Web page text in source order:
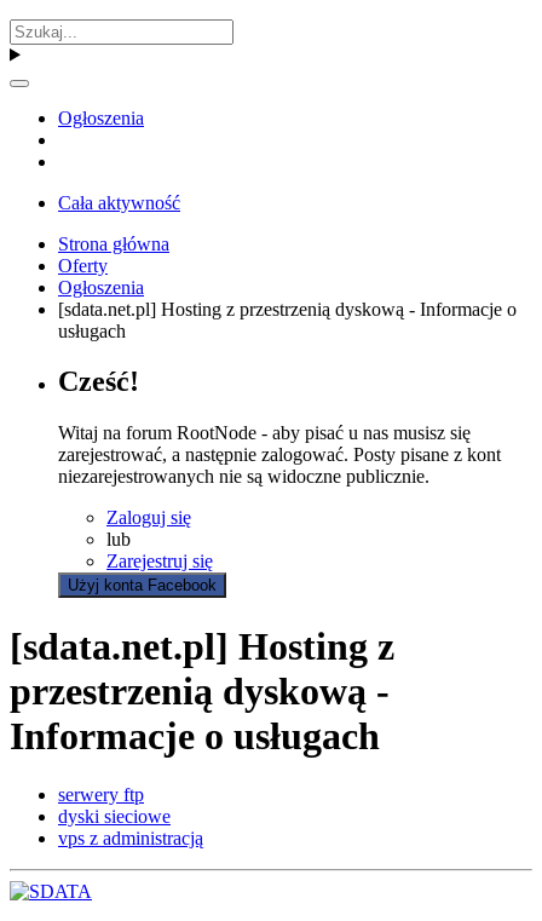
Ogłoszenia
Cała aktywność
Strona główna
Oferty
Ogłoszenia
[sdata.net.pl] Hosting z przestrzenią dyskową - Informacje o
usługach
Cześć!
Witaj na forum RootNode - aby pisać u nas musisz się
zarejestrować, a następnie zalogować. Posty pisane z kont
niezarejestrowanych nie są widoczne publicznie.
Zaloguj się
lub
Zarejestruj się
Użyj konta Facebook
[sdata.net.pl] Hosting z
przestrzenią dyskową -
Informacje o usługach
serwery ftp
dyski sieciowe
vps z administracją